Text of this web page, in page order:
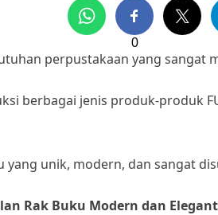
0
perpustakaan yang sangat
berbagai jenis produk-produk
yang unik, modern, dan sangat
Rak Buku Modern dan